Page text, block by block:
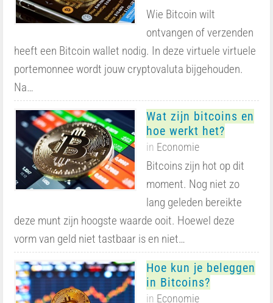
Wie Bitcoin wilt
ontvangen of verzenden
heeft een Bitcoin wallet nodig. In deze virtuele virtuele
portemonnee wordt jouw cryptovaluta bijgehouden.
Na…
Wat zijn bitcoins en
hoe werkt het?
in Economie
Bitcoins zijn hot op dit
moment. Nog niet zo
lang geleden bereikte
deze munt zijn hoogste waarde ooit. Hoewel deze
vorm van geld niet tastbaar is en niet…
Hoe kun je beleggen
in Bitcoins?
in Economie